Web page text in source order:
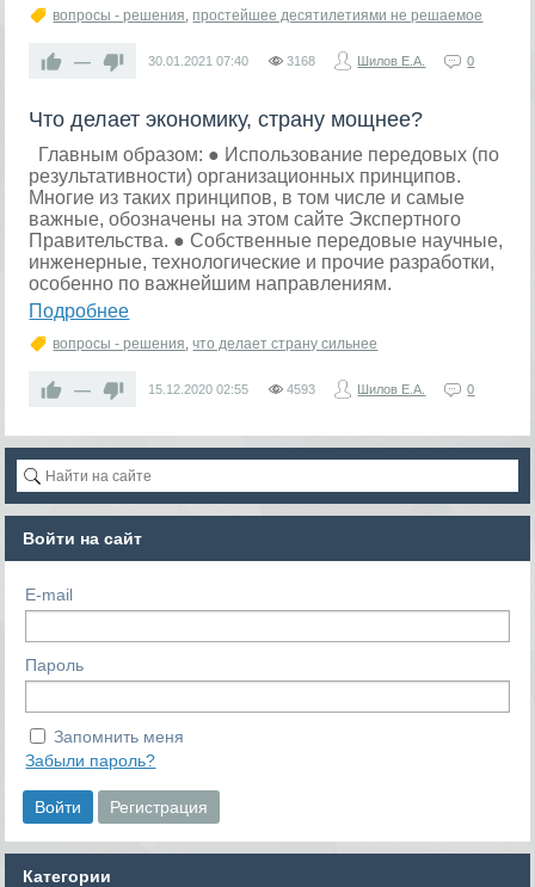
вопросы - решения, простейшее десятилетиями не решаемое
— 30.01.2021 07:40 3168 Шилов Е.А. 0
Что делает экономику, страну мощнее?
Главным образом: ● Использование передовых (по
результативности) организационных принципов.
Многие из таких принципов, в том числе и самые
важные, обозначены на этом сайте Экспертного
Правительства. ● Собственные передовые научные,
инженерные, технологические и прочие разработки,
особенно по важнейшим направлениям.
Подробнее
вопросы - решения,что делает страну сильнее
— 15.12.2020 02:55 4593 Шилов Е.А. 0
Войти на сайт
E-mail
Пароль
Запомнить меня
Забыли пароль?
Категории